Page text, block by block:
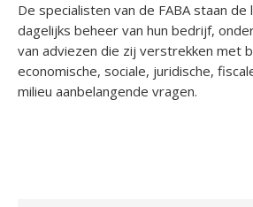
De specialisten van de FABA staan
dagelijks beheer van hun bedrijf,
van adviezen die zij verstrekken met
economische, sociale, juridische,
milieu aanbelangende vragen.